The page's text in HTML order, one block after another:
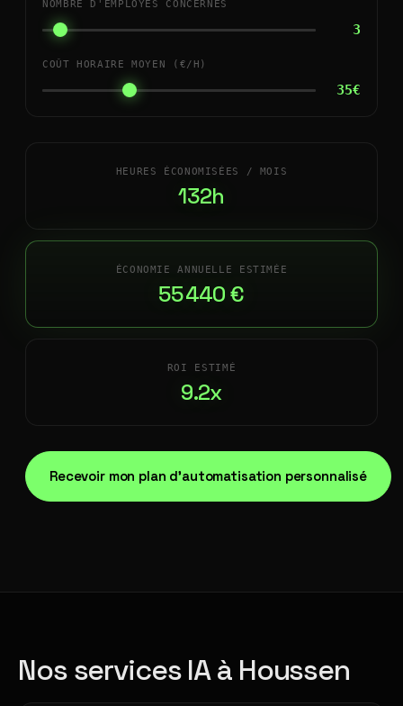
NOMBRE D'EMPLOYÉS CONCERNÉS
3
COÛT HORAIRE MOYEN (€/H)
35€
HEURES ÉCONOMISÉES / MOIS
132h
ÉCONOMIE ANNUELLE ESTIMÉE
55 440 €
ROI ESTIMÉ
9.2x
Recevoir mon plan d'automatisation personnalisé
Nos services IA à Houssen